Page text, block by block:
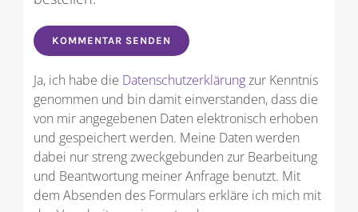
Ja, ich habe dieDatenschutzerklärungzur Kenntnis
genommen und bin damit einverstanden, dass die
von mir angegebenen Daten elektronisch erhoben
und gespeichert werden. Meine Daten werden
dabei nur streng zweckgebunden zur Bearbeitung
und Beantwortung meiner Anfrage benutzt. Mit
dem Absenden des Formulars erkläre ich mich mit